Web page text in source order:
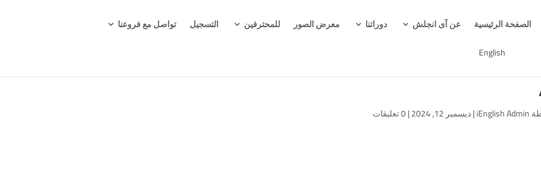
الصفحة الرئيسية عن آى انجلش دوراتنا معرض الصور للمحترفين التسجيل
تواصل مع فروعنا
English
iEnglish Admin
|ديسمبر 12, 2024 |0 تعليقات